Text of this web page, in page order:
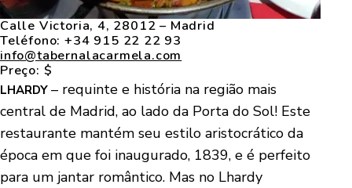
Calle Victoria, 4, 28012 – Madrid
Teléfono: +34 915 22 22 93
info@tabernalacarmela.com
Preço: $
LHARDY – requinte e história na região mais
central de Madrid, ao lado da Porta do Sol! Este
restaurante mantém seu estilo aristocrático da
época em que foi inaugurado, 1839, e é perfeito
para um jantar romântico. Mas no Lhardy